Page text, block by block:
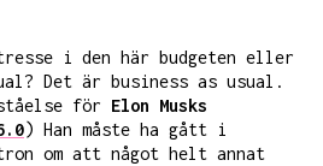
i den här budgeten eller
Det är business as usual.
för Elon Musks
) Han måste ha gått i
om att något helt annat